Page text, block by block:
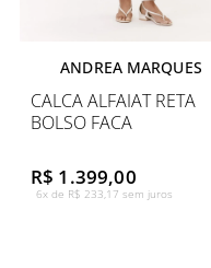
ANDREA MARQUES
CALCA ALFAIAT RETA
BOLSO FACA
R$ 1.399,00
6x de R$ 233,17 sem juros